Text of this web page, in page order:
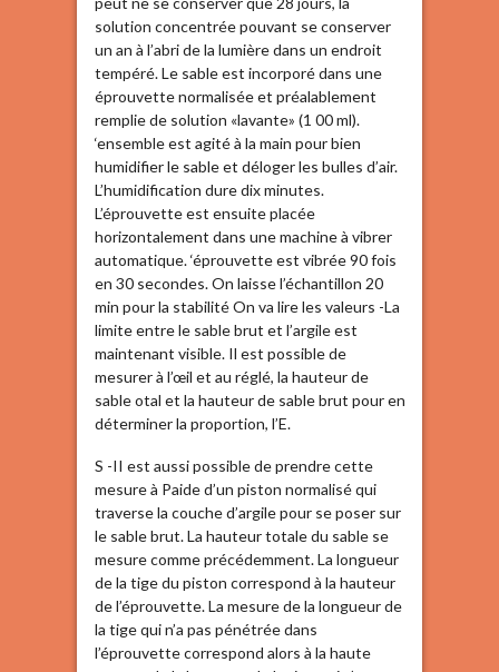
solution concentrée pouvant se conserver
un an à l’abri de la lumière dans un endroit
tempéré. Le sable est incorporé dans une
éprouvette normalisée et préalablement
remplie de solution «lavante» (1 00 ml).
‘ensemble est agité à la main pour bien
humidifier le sable et déloger les bulles d’air.
L’humidification dure dix minutes.
L’éprouvette est ensuite placée
horizontalement dans une machine à vibrer
automatique. ‘éprouvette est vibrée 90 fois
en 30 secondes. On laisse l’échantillon 20
min pour la stabilité On va lire les valeurs -La
limite entre le sable brut et l’argile est
maintenant visible. Il est possible de
mesurer à l’œil et au réglé, la hauteur de
sable otal et la hauteur de sable brut pour en
déterminer la proportion, l’E.
S -II est aussi possible de prendre cette
mesure à Paide d’un piston normalisé qui
traverse la couche d’argile pour se poser sur
le sable brut. La hauteur totale du sable se
mesure comme précédemment. La longueur
de la tige du piston correspond à la hauteur
de l’éprouvette. La mesure de la longueur de
la tige qui n’a pas pénétrée dans
l’éprouvette correspond alors à la haute